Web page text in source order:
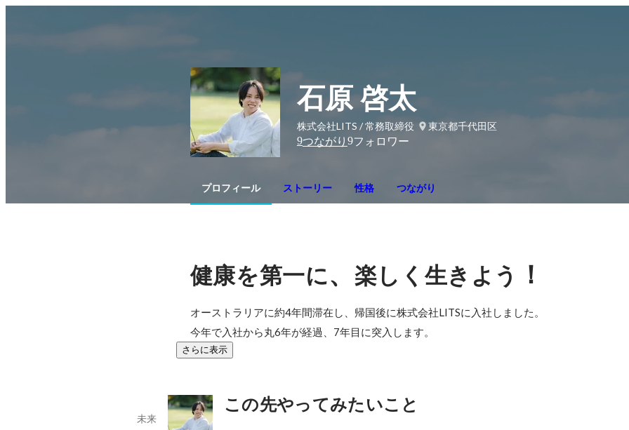
石原 啓太
株式会社LITS / 常務取締役
東京都千代田区
9つながり 9フォロワー
プロフィール ストーリー 性格 つながり
健康を第一に、 楽しく生きよう ！
オーストラリアに約4年間滞在し、帰国後に株式会社LITSに入社しました。
今年で入社から丸6年が経過、7年目に突入します。
さらに表示
この先やってみたいこと
未来